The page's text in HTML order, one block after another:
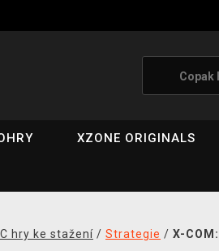
XZONE ORIGINALS
hry ke stažení / Strategie / X-